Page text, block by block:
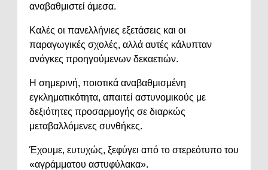
αναβαθμιστεί άμεσα.
Καλές οι πανελλήνιες εξετάσεις και οι
παραγωγικές σχολές, αλλά αυτές κάλυπταν
ανάγκες προηγούμενων δεκαετιών.
Η σημερινή, ποιοτικά αναβαθμισμένη
εγκληματικότητα, απαιτεί αστυνομικούς με
δεξιότητες προσαρμογής σε διαρκώς
μεταβαλλόμενες συνθήκες.
Έχουμε, ευτυχώς, ξεφύγει από το στερεότυπο του
«αγράμματου αστυφύλακα».